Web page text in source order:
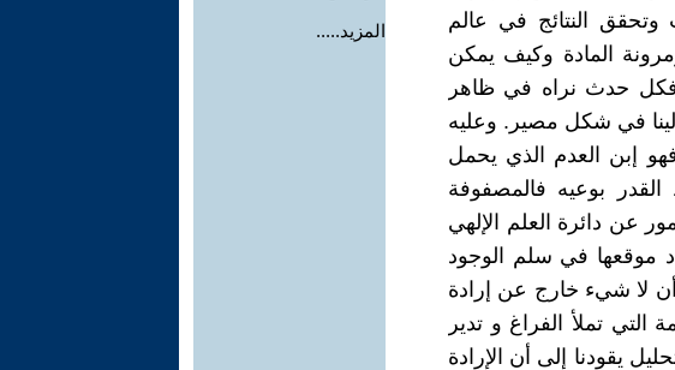
وتحقق النتائج في عالم
المادة وكيف يمكن
فكل حدث نراه في ظاهر
في شكل مصير. وعليه
إبن العدم الذي يحمل
بوعيه فالمصفوفة
عن دائرة العلم الإلهي
موقعها في سلم الوجود
لا شيء خارج عن إرادة
تملأ الفراغ و تدير
يقودنا إلى أن الإرادة
المزيد.....